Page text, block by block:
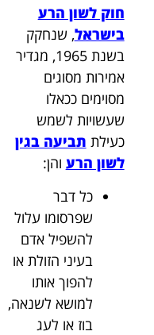
חוק לשון הרע
בישראל, שנחקק
בשנת 1965, מגדיר
אמירות מסוגים
מסוימים ככאלו
שעשויות לשמש
כעילת תביעה בגין
לשון הרע והן:
כל דבר
שפרסומו עלול
להשפיל אדם
בעיני הזולת או
להפוך אותו
למושא לשנאה,
בוז או לעג